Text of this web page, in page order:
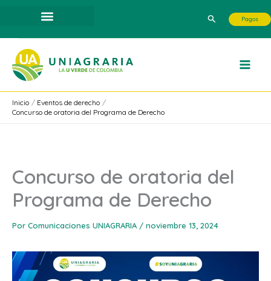
contenido
Buscar Pagos
Inicio
Eventos de derecho
Concurso de oratoria del Programa de Derecho
Concurso de oratoria del
Programa de Derecho
Por Comunicaciones UNIAGRARIA / noviembre 13, 2024